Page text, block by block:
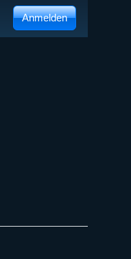
Anmelden